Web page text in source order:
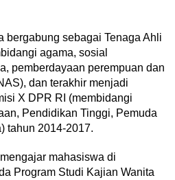
bergabung sebagai Tenaga Ahli
agama, sosial
pemberdayaan perempuan dan
dan terakhir menjadi
X DPR RI (membidangi
Pendidikan Tinggi, Pemuda
tahun 2014-2017.
mahasiswa di
Program Studi Kajian Wanita